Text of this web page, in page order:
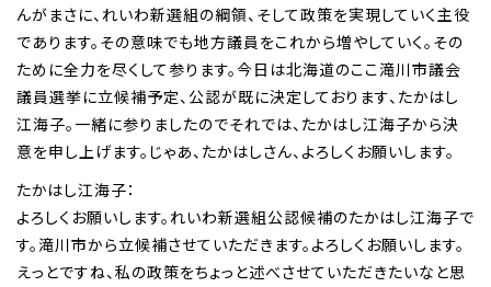
んがまさに、れいわ新選組の綱領、そして政策を実現していく主役
であります。その意味でも地方議員をこれから増やしていく。その
ために全力を尽くして参ります。今日は北海道のここ滝川市議会
議員選挙に立候補予定、公認が既に決定しております、たかはし
江海子。一緒に参りましたのでそれでは、たかはし江海子から決
意を申し上げます。じゃあ、たかはしさん、よろしくお願いします。
たかはし江海子：
よろしくお願いします。れいわ新選組公認候補のたかはし江海子で
す。滝川市から立候補させていただきます。よろしくお願いします。
えっとですね、私の政策をちょっと述べさせていただきたいなと思